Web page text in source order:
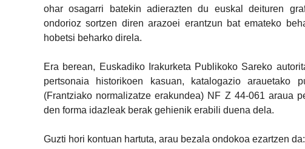
ohar osagarri batekin adierazten du euskal deituren
ondorioz sortzen diren arazoei erantzun bat emateko
hobetsi beharko direla​.
Era berean, Euskadiko Irakurketa Publikoko Sareko
pertsonaia historikoen kasuan, katalogazio arauetako
(Frantziako normalizatze erakundea) NF Z 44-061 araua
den forma idazleak berak gehienik erabili duena dela.
Guzti hori kontuan hartuta, arau bezala ondokoa ezartzen da: